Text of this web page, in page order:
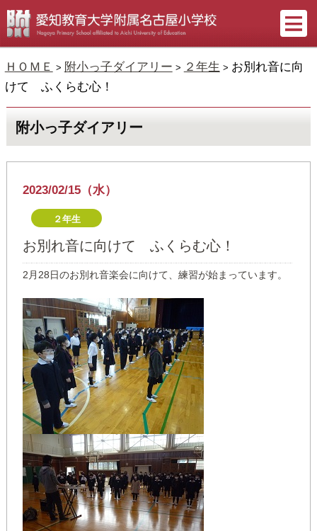
ＨＯＭＥ > 附小っ子ダイアリー > ２年生 > お別れ音に向
けて ふくらむ心！
附小っ子ダイアリー
2023/02/15（水）
２年生
お別れ音に向けて ふくらむ心！
2月28日のお別れ音楽会に向けて、練習が始まっています。